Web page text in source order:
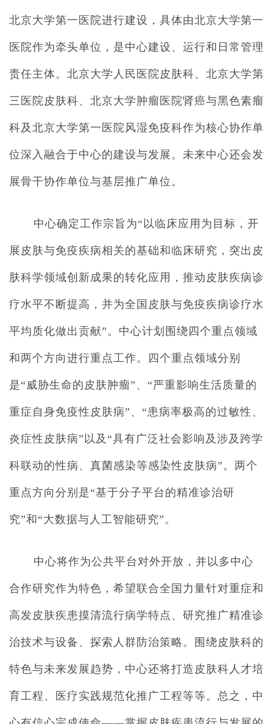
北京大学第一医院进行建设，具体由北京大学第一
医院作为牵头单位，是中心建设、运行和日常管理
责任主体。北京大学人民医院皮肤科、北京大学第
三医院皮肤科、北京大学肿瘤医院肾癌与黑色素瘤
科及北京大学第一医院风湿免疫科作为核心协作单
位深入融合于中心的建设与发展。未来中心还会发
展骨干协作单位与基层推广单位。
中心确定工作宗旨为“以临床应用为目标，开
展皮肤与免疫疾病相关的基础和临床研究，突出皮
肤科学领域创新成果的转化应用，推动皮肤疾病诊
疗水平不断提高，并为全国皮肤与免疫疾病诊疗水
平均质化做出贡献”。中心计划围绕四个重点领域
和两个方向进行重点工作。四个重点领域分别
是“威胁生命的皮肤肿瘤”、“严重影响生活质量的
重症自身免疫性皮肤病”、“患病率极高的过敏性、
炎症性皮肤病”以及“具有广泛社会影响及涉及跨学
科联动的性病、真菌感染等感染性皮肤病”。两个
重点方向分别是“基于分子平台的精准诊治研
究”和“大数据与人工智能研究”。
中心将作为公共平台对外开放，并以多中心
合作研究作为特色，希望联合全国力量针对重症和
高发皮肤疾患摸清流行病学特点、研究推广精准诊
治技术与设备、探索人群防治策略。围绕皮肤科的
特色与未来发展趋势，中心还将打造皮肤科人才培
育工程、医疗实践规范化推广工程等等。总之，中